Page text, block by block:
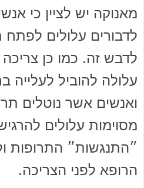
מאנוקה יש לציין כי
לדבורים עלולים לפתח
לדבש זה. כמו כן
עלולה להוביל לעלייה
ואנשים אשר נוטלים
מסוימות עלולים
״התנגשות״ התרופות
הרופא לפני הצריכה.